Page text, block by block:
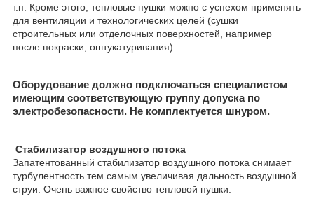
т.п. Кроме этого, тепловые пушки можно с успехом применять
для вентиляции и технологических целей (сушки
строительных или отделочных поверхностей, например
после покраски, оштукатуривания).
Оборудование должно подключаться специалистом
имеющим соответствующую группу допуска по
электробезопасности. Не комплектуется шнуром.
Стабилизатор воздушного потока
Запатентованный стабилизатор воздушного потока снимает
турбулентность тем самым увеличивая дальность воздушной
струи. Очень важное свойство тепловой пушки.